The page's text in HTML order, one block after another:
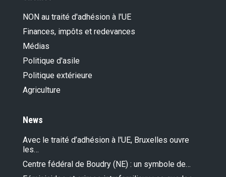
NON au traité d'adhésion à l'UE
Finances, impôts et redevances
Médias
Politique d'asile
Politique extérieure
Agriculture
News
Avec le traité d’adhésion à l'UE, Bruxelles ouvre
les…
Centre fédéral de Boudry (NE) : un symbole de…